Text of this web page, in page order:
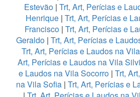
Estevão | Trt, Art, Perícias e
Henrique| Trt, Art, Perícias e
Francisco | Trt, Art, Perícias e
Geraldo | Trt, Art, Perícias e
Trt, Art, Perícias e Laudos na
Art, Perícias e Laudos na Vila
e Laudos na Vila Socorro | Trt,
na Vila Sofia| Trt, Art, Perícias e